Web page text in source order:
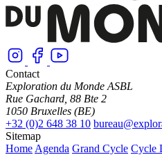
Contact
Exploration du Monde ASBL
Rue Gachard, 88 Bte 2
1050 Bruxelles (BE)
+32 (0)2 648 38 10
Sitemap
Home Agenda Grand Cycle Cycle